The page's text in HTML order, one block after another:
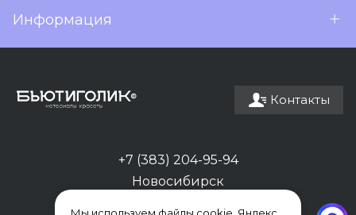
Информация
Контакты
+7 (383) 204-95-94
Новосибирск